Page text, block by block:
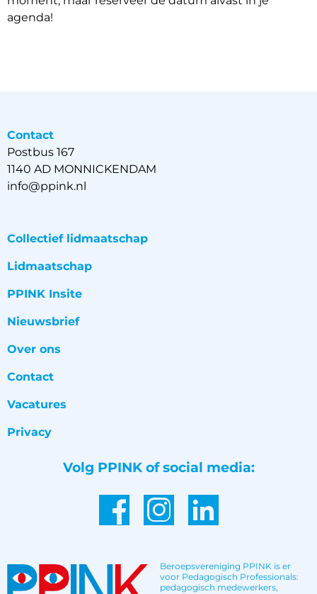
agenda!
Contact
Postbus 167
1140 AD MONNICKENDAM
info@ppink.nl
Collectief lidmaatschap
Lidmaatschap
PPINK Insite
Nieuwsbrief
Over ons
Contact
Vacatures
Privacy
Volg PPINK of social media:
Beroepsvereniging PPINK is er
voor Pedagogisch Professionals:
pedagogisch medewerkers,